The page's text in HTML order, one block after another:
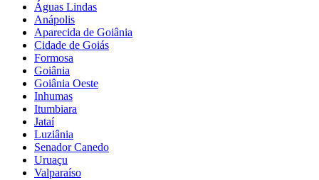
Águas Lindas
Anápolis
Aparecida de Goiânia
Cidade de Goiás
Formosa
Goiânia
Goiânia Oeste
Inhumas
Itumbiara
Jataí
Luziânia
Senador Canedo
Uruaçu
Valparaíso